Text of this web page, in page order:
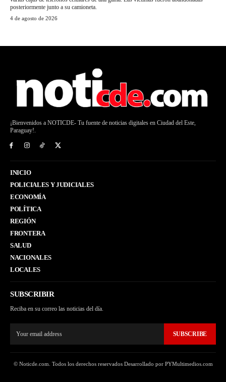
posteriormente junto a su camioneta.
4 de agosto de 2026
¡Bienvenidos a NOTICDE- Tu fuente de noticias digitales en Ciudad del Este,
Paraguay!.
INICIO
POLICIALES Y JUDICIALES
ECONOMÍA
POLÍTICA
REGIÓN
FRONTERA
SALUD
NACIONALES
LOCALES
SUBSCRIBIR
Reciba en su correo las noticias del día.
SUBSCRIBE
© Noticde.com. Todos los derechos reservados Desarrollado por PYMultimedios.com